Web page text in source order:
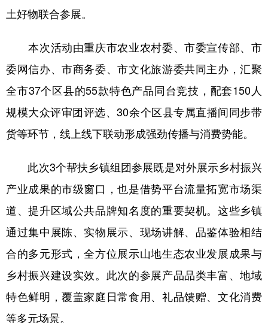
土好物联合参展。
本次活动由重庆市农业农村委、市委宣传部、市
委网信办、市商务委、市文化旅游委共同主办，汇聚
全市37个区县的55款特色产品同台竞技，配套150人
规模大众评审团评选、30余个区县专属直播间同步带
货等环节，线上线下联动形成强劲传播与消费势能。
此次3个帮扶乡镇组团参展既是对外展示乡村振兴
产业成果的市级窗口，也是借势平台流量拓宽市场渠
道、提升区域公共品牌知名度的重要契机。这些乡镇
通过集中展陈、实物展示、现场讲解、品鉴体验相结
合的多元形式，全方位展示山地生态农业发展成果与
乡村振兴建设实效。此次的参展产品品类丰富、地域
特色鲜明，覆盖家庭日常食用、礼品馈赠、文化消费
等多元场景。